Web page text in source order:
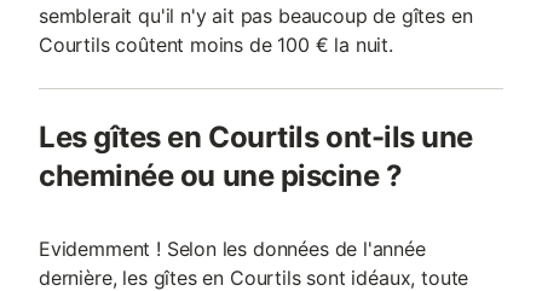
semblerait qu'il n'y ait pas beaucoup de gîtes en
Courtils coûtent moins de 100 € la nuit.
Les gîtes en Courtils ont-ils une
cheminée ou une piscine ?
Evidemment ! Selon les données de l'année
dernière, les gîtes en Courtils sont idéaux, toute